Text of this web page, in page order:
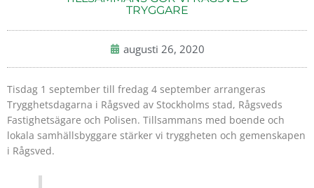
TRYGGARE
augusti 26, 2020
Tisdag 1 september till fredag 4 september arrangeras
Trygghetsdagarna i Rågsved av Stockholms stad, Rågsveds
Fastighetsägare och Polisen. Tillsammans med boende och
lokala samhällsbyggare stärker vi tryggheten och gemenskapen
i Rågsved.